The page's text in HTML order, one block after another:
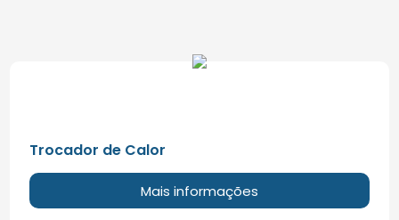
Trocador de Calor
Mais informações